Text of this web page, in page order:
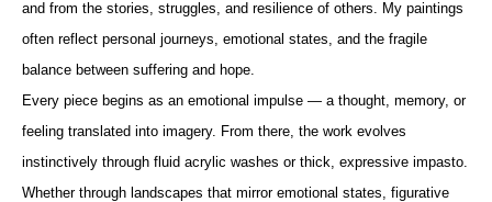
and from the stories, struggles, and resilience of others. My paintings
often reflect personal journeys, emotional states, and the fragile
balance between suffering and hope.
Every piece begins as an emotional impulse — a thought, memory, or
feeling translated into imagery. From there, the work evolves
instinctively through fluid acrylic washes or thick, expressive impasto.
Whether through landscapes that mirror emotional states, figurative